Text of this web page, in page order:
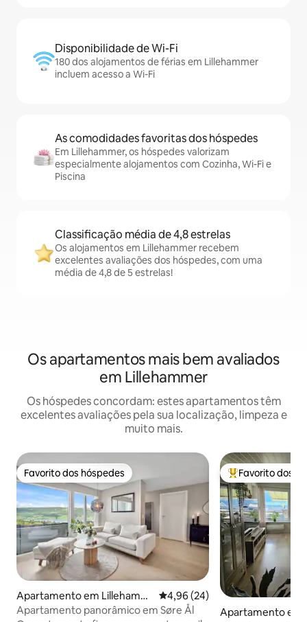
Disponibilidade de Wi-Fi
180 dos alojamentos de férias em Lillehammer
incluem acesso a Wi-Fi
As comodidades favoritas dos hóspedes
Em Lillehammer, os hóspedes valorizam
especialmente alojamentos com Cozinha, Wi-Fi e
Piscina
Classificação média de 4,8 estrelas
Os alojamentos em Lillehammer recebem
excelentes avaliações dos hóspedes, com uma
média de 4,8 de 5 estrelas!
Os apartamentos mais bem avaliados
em Lillehammer
Os hóspedes concordam: estes apartamentos têm
excelentes avaliações pela sua localização, limpeza e
muito mais.
Favorito dos hóspedes
Favorito dos hóspedes
Apartamento em Lillehamm
er
Classificação média de 4,96
4,96 (24)
Apartamento panorâmico em Søre Ål
Favoritos dos
Favorito dos
Apartamento em